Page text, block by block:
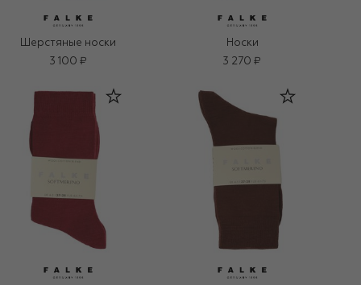
Шерстяные носки
3 100 ₽
Носки
3 270 ₽